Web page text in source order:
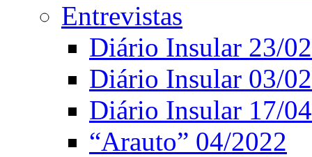
Entrevistas
Diário Insular 23/
Diário Insular 03/
Diário Insular 17/
“Arauto” 04/2022